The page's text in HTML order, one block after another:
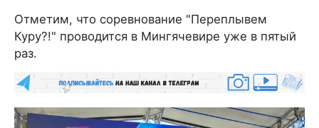
Отметим, что соревнование "Переплывем
Куру?!" проводится в Мингячевире уже в пятый
раз.